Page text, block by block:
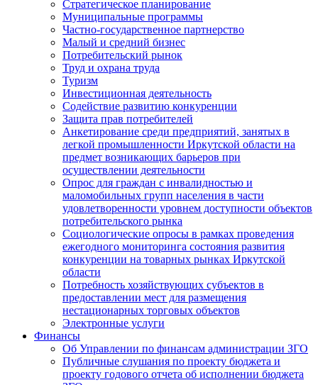
Стратегическое планирование
Муниципальные программы
Частно-государственное партнерство
Малый и средний бизнес
Потребительский рынок
Труд и охрана труда
Туризм
Инвестиционная деятельность
Содействие развитию конкуренции
Защита прав потребителей
Анкетирование среди предприятий, занятых в
легкой промышленности Иркутской области на
предмет возникающих барьеров при
осуществлении деятельности
Опрос для граждан с инвалидностью и
маломобильных групп населения в части
удовлетворенности уровнем доступности объектов
потребительского рынка
Социологические опросы в рамках проведения
ежегодного мониторинга состояния развития
конкуренции на товарных рынках Иркутской
области
Потребность хозяйствующих субъектов в
предоставлении мест для размещения
нестационарных торговых объектов
Электронные услуги
Финансы
Об Управлении по финансам администрации ЗГО
Публичные слушания по проекту бюджета и
проекту годового отчета об исполнении бюджета